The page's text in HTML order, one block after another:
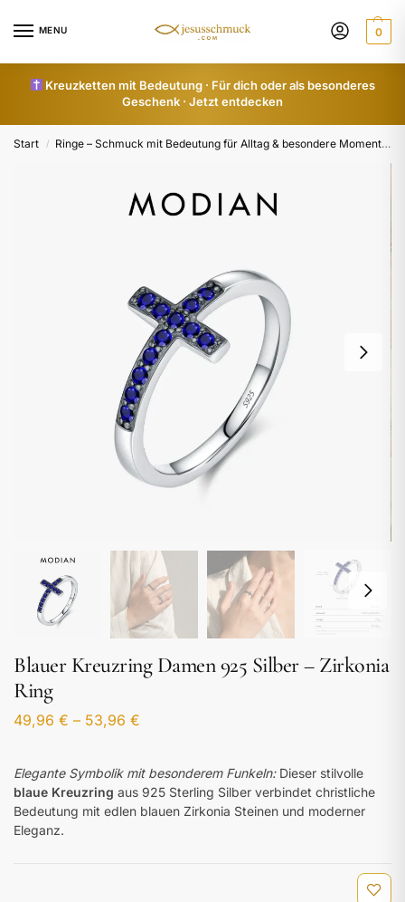
MENU 0
Kreuzketten mit Bedeutung · Für dich oder als besonderes
Geschenk · Jetzt entdecken
Start / Ringe – Schmuck mit Bedeutung für Alltag & besondere Momente
Blauer Kreuzring Damen 925 Silber – Zirkonia
Ring
49,96 € – 53,96 €
Elegante Symbolik mit besonderem Funkeln:Dieser stilvolle
blaue Kreuzring aus 925 Sterling Silber verbindet christliche
Bedeutung mit edlen blauen Zirkonia Steinen und moderner
Eleganz.